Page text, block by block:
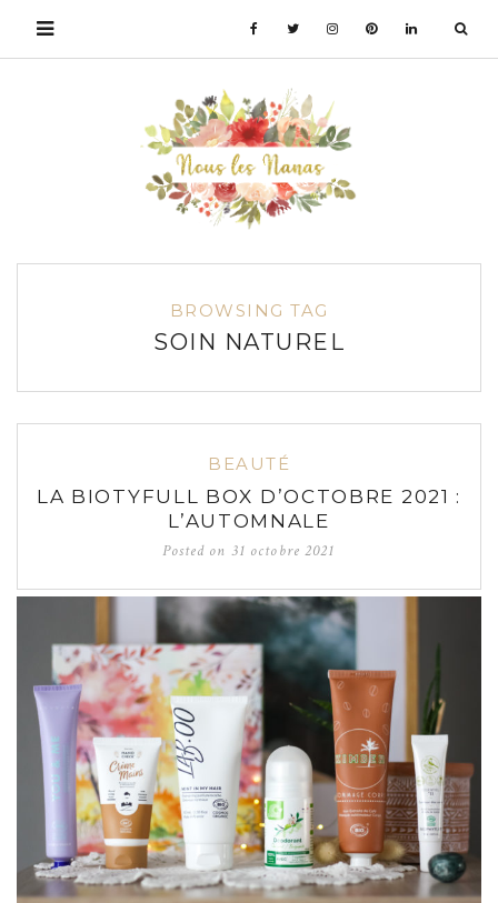
BROWSING TAG
SOIN NATUREL
BEAUTÉ
LA BIOTYFULL BOX D’OCTOBRE 2021 :
L’AUTOMNALE
Posted on 31 octobre 2021